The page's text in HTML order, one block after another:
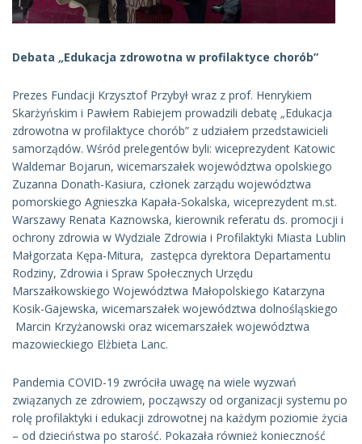
Debata „Edukacja zdrowotna w profilaktyce chorób”
Prezes Fundacji Krzysztof Przybył wraz z prof. Henrykiem
Skarżyńskim i Pawłem Rabiejem prowadzili debatę „Edukacja
zdrowotna w profilaktyce chorób” z udziałem przedstawicieli
samorządów. Wśród prelegentów byli: wiceprezydent Katowic
Waldemar Bojarun, wicemarszałek województwa opolskiego
Zuzanna Donath-Kasiura, członek zarządu województwa
pomorskiego Agnieszka Kapała-Sokalska, wiceprezydent m.st.
Warszawy Renata Kaznowska, kierownik referatu ds. promocji i
ochrony zdrowia w Wydziale Zdrowia i Profilaktyki Miasta Lublin
Małgorzata Kępa-Mitura, zastępca dyrektora Departamentu
Rodziny, Zdrowia i Spraw Społecznych Urzędu
Marszałkowskiego Województwa Małopolskiego Katarzyna
Kosik-Gajewska, wicemarszałek województwa dolnośląskiego
Marcin Krzyżanowski oraz wicemarszałek województwa
mazowieckiego Elżbieta Lanc.
Pandemia COVID-19 zwróciła uwagę na wiele wyzwań
związanych ze zdrowiem, począwszy od organizacji systemu po
rolę profilaktyki i edukacji zdrowotnej na każdym poziomie życia
– od dzieciństwa po starość. Pokazała również konieczność